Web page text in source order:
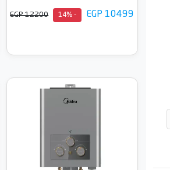
EGP 10499
- 14%
EGP 12200
أضف إلى السلة